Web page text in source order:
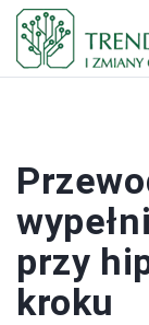
przy
kroku